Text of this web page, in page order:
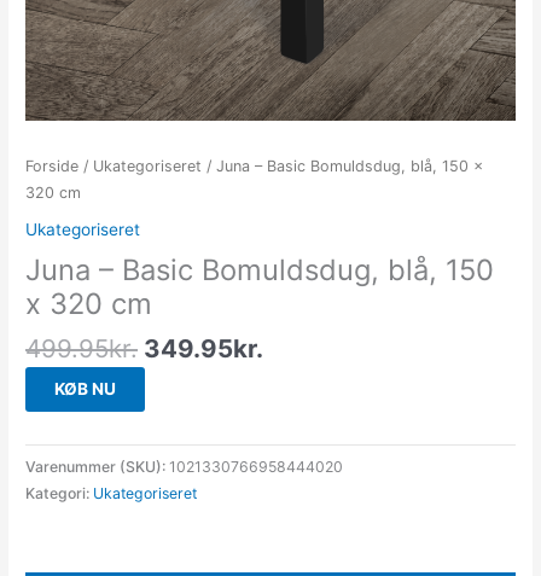
Forside / Ukategoriseret / Juna – Basic Bomuldsdug, blå, 150 x
320 cm
Ukategoriseret
Juna – Basic Bomuldsdug, blå, 150
x 320 cm
499.95kr. 349.95kr.
KØB NU
Varenummer (SKU): 1021330766958444020
Kategori: Ukategoriseret